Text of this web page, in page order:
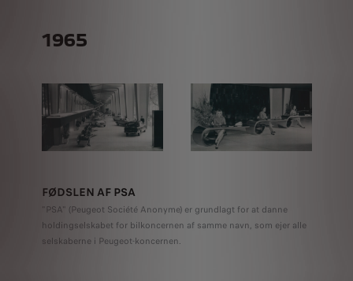
1965
FØDSLEN AF PSA
"PSA" (Peugeot Société Anonyme) er grundlagt for at danne
holdingselskabet for bilkoncernen af ​​samme navn, som ejer alle
selskaberne i Peugeot-koncernen.